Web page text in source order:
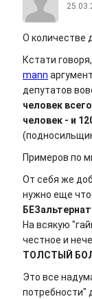
О количестве
Кстати
mann
депутатов
человек
человек - и
Примеров по
От себя же
нужно еще
На всякую
честное и
ТОЛСТЫЙ
Это все
потребности"